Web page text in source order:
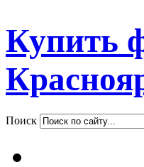
Купить
Поиск